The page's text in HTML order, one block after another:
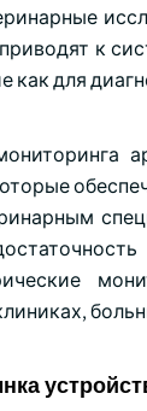
к
как для